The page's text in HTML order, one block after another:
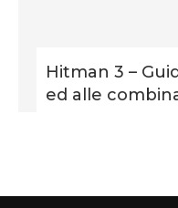
Hitman 3 –
ed alle